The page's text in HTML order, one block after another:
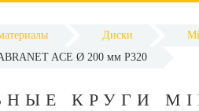
Диски
ACE Ø 200 мм P320
КРУГИ